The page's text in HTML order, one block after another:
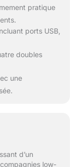
pratique
ports USB,
doubles
une
d’un
low-